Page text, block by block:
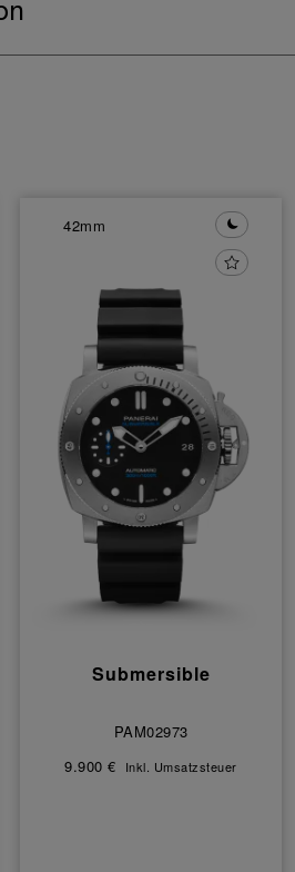
42mm
Submersible
PAM02973
9.900 €
Inkl. Umsatzsteuer